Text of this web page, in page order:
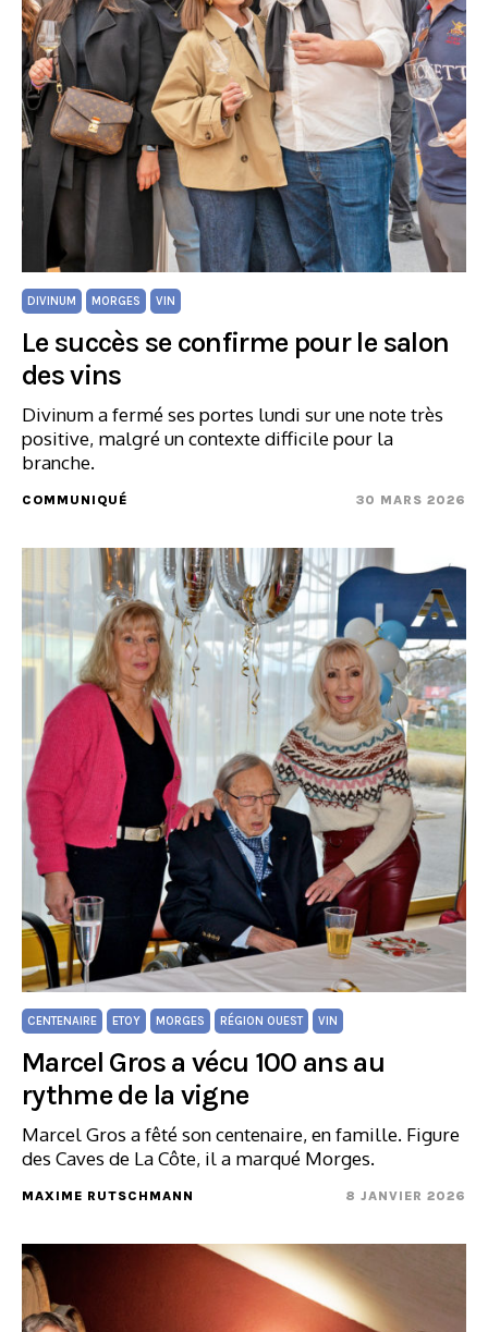
DIVINUM MORGES VIN
Le succès se confirme pour le salon
des vins
Divinum a fermé ses portes lundi sur une note très
positive, malgré un contexte difficile pour la
branche.
COMMUNIQUÉ 30 MARS 2026
CENTENAIRE ETOY MORGES RÉGION OUEST VIN
Marcel Gros a vécu 100 ans au
rythme de la vigne
Marcel Gros a fêté son centenaire, en famille. Figure
des Caves de La Côte, il a marqué Morges.
MAXIME RUTSCHMANN 8 JANVIER 2026